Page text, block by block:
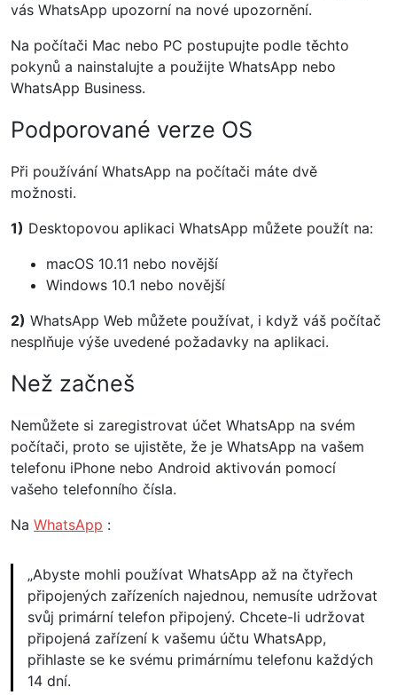
vás WhatsApp upozorní na nové upozornění.
Na počítači Mac nebo PC postupujte podle těchto
pokynů a nainstalujte a použijte WhatsApp nebo
WhatsApp Business.
Podporované verze OS
Při používání WhatsApp na počítači máte dvě
možnosti.
1) Desktopovou aplikaci WhatsApp můžete použít na:
macOS 10.11 nebo novější
Windows 10.1 nebo novější
2) WhatsApp Web můžete používat, i když váš počítač
nesplňuje výše uvedené požadavky na aplikaci.
Než začneš
Nemůžete si zaregistrovat účet WhatsApp na svém
počítači, proto se ujistěte, že je WhatsApp na vašem
telefonu iPhone nebo Android aktivován pomocí
vašeho telefonního čísla.
Na WhatsApp :
„Abyste mohli používat WhatsApp až na čtyřech
připojených zařízeních najednou, nemusíte udržovat
svůj primární telefon připojený. Chcete-li udržovat
připojená zařízení k vašemu účtu WhatsApp,
přihlaste se ke svému primárnímu telefonu každých
14 dní.